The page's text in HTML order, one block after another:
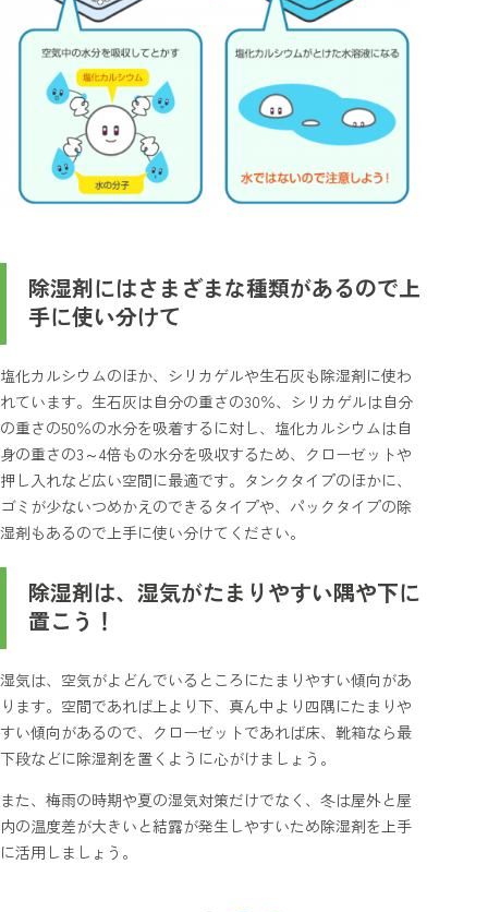
除湿剤にはさまざまな種類があるので上
手に使い分けて
塩化カルシウムのほか、シリカゲルや生石灰も除湿剤に使わ
れています。生石灰は自分の重さの30％、シリカゲルは自分
の重さの50％の水分を吸着するに対し、塩化カルシウムは自
身の重さの3～4倍もの水分を吸収するため、クローゼットや
押し入れなど広い空間に最適です。タンクタイプのほかに、
ゴミが少ないつめかえのできるタイプや、パックタイプの除
湿剤もあるので上手に使い分けてください。
除湿剤は、湿気がたまりやすい隅や下に
置こう！
湿気は、空気がよどんでいるところにたまりやすい傾向があ
ります。空間であれば上より下、真ん中より四隅にたまりや
すい傾向があるので、クローゼットであれば床、靴箱なら最
下段などに除湿剤を置くように心がけましょう。
また、梅雨の時期や夏の湿気対策だけでなく、冬は屋外と屋
内の温度差が大きいと結露が発生しやすいため除湿剤を上手
に活用しましょう。